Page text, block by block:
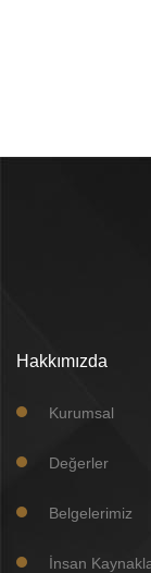
Hakkımızda
Kurumsal
Değerler
Belgelerimiz
İnsan